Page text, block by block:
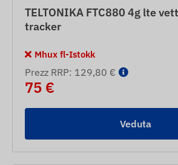
TELTONIKA FTC880 4g lte
tracker
Mhux fl-Istokk
Prezz RRP: 129,80 €
75 €
Veduta